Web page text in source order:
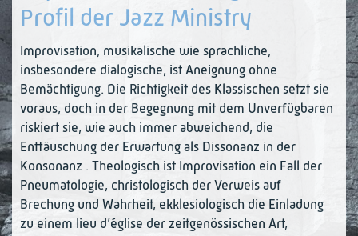
Profil der Jazz Ministry
Improvisation, musikalische wie sprachliche,
insbesondere dialogische, ist Aneignung ohne
Bemächtigung. Die Richtigkeit des Klassischen setzt sie
voraus, doch in der Begegnung mit dem Unverfügbaren
riskiert sie, wie auch immer abweichend, die
Enttäuschung der Erwartung als Dissonanz in der
Konsonanz . Theologisch ist Improvisation ein Fall der
Pneumatologie, christologisch der Verweis auf
Brechung und Wahrheit, ekklesiologisch die Einladung
zu einem lieu d’église der zeitgenössischen Art,